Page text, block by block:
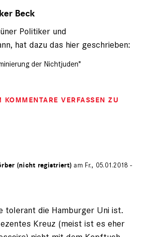
Beck
Politiker und
hat dazu das hier geschrieben:
der Nichtjuden"
KOMMENTARE VERFASSEN ZU
(nicht registriert) am Fr., 05.01.2018 -
tolerant die Hamburger Uni ist.
Kreuz (meist ist es eher